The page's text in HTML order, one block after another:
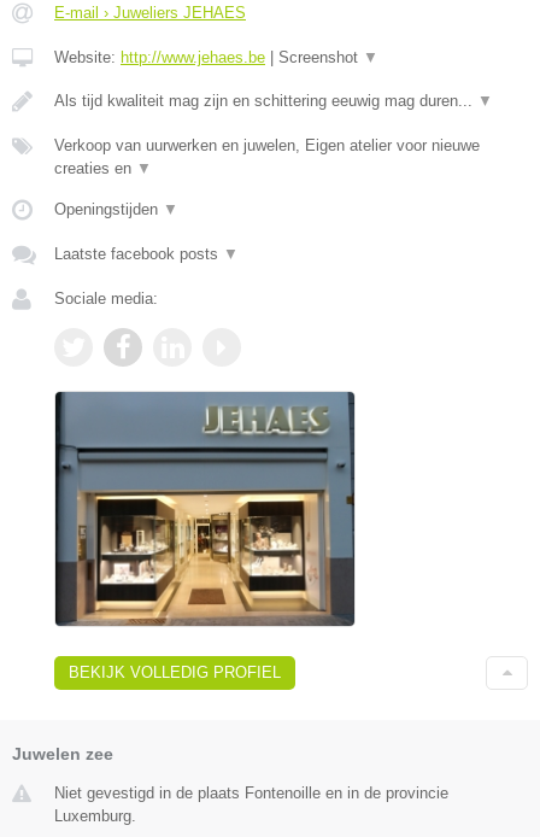
E-mail › Juweliers JEHAES
Website: http://www.jehaes.be Screenshot ▼
Als tijd kwaliteit mag zijn en schittering eeuwig mag duren... ▼
Verkoop van uurwerken en juwelen, Eigen atelier voor nieuwe
creaties en ▼
Openingstijden ▼
Laatste facebook posts ▼
Sociale media:
BEKIJK VOLLEDIG PROFIEL
Juwelen zee
Niet gevestigd in de plaats Fontenoille en in de provincie
Luxemburg.